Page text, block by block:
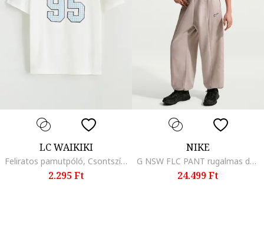
LC WAIKIKI
Feliratos pamutpóló, Csontszín/Világoskék
2.295 Ft
NIKE
G NSW FLC PANT rugalmas derekú szabadidőnadrág, Rózsaszín
24.499 Ft